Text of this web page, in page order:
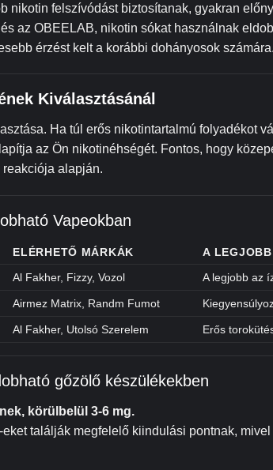
nikotin felszívódást biztosítanak, gyakran
az OBEELAB, nikotin sókat használnak
érzést kelt a korábbi dohányosok számára.
Kiválasztásánál
Ha túl erős nikotintartalmú folyadékot
az Ön nikotinéhségét. Fontos, hogy
alapján.
Vapeokban
ELÉRHETŐ MÁRKÁK
A
Al Fakher, Fizzy, Vozol A legjobb az
Airmez Matrix, Randm Fumot
Al Fakher, Utolsó Szerelem Erős
gőzölő készülékekben
körülbelül 3-6 mg.
találják megfelelő kiindulási pontnak,